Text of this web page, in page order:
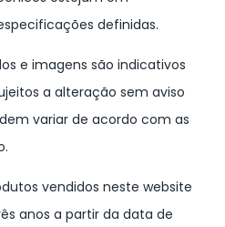
definidas.
e imagens são indicativos
a alteração sem aviso
variar de acordo com as
vendidos neste website
anos a partir da data de